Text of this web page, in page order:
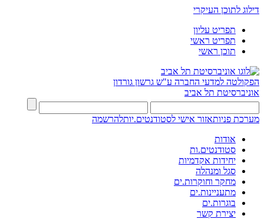
דילוג לתוכן העיקרי
תפריט עליון
תפריט ראשי
תוכן ראשי
הפקולטה למדעי החברה ע"ש גרשון גורדון
אוניברסיטת תל אביב
מערכת פניותאזור אישי לסטודנטים.יותלהרשמה
אודות
סטודנטים.ות
יחידות אקדמיות
סגל ומנהלה
מחקר וחוקרות.ים
מתעניינות.ים
בוגרות.ים
יצירת קשר